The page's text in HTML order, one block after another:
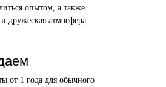
опытом, а также
дружеская атмосфера
от 1 года для обычного
на 4 вопроса